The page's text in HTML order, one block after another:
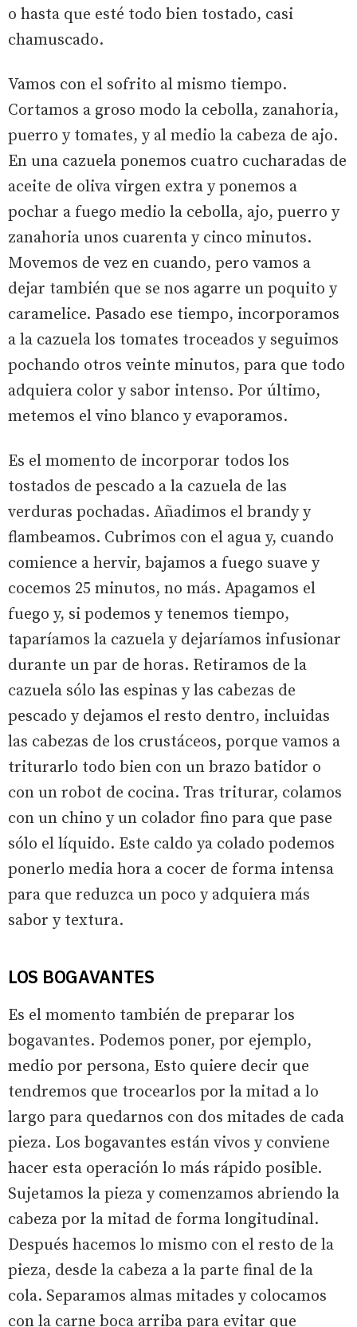
o hasta que esté todo bien tostado, casi
chamuscado.
Vamos con el sofrito al mismo tiempo.
Cortamos a groso modo la cebolla, zanahoria,
puerro y tomates, y al medio la cabeza de ajo.
En una cazuela ponemos cuatro cucharadas de
aceite de oliva virgen extra y ponemos a
pochar a fuego medio la cebolla, ajo, puerro y
zanahoria unos cuarenta y cinco minutos.
Movemos de vez en cuando, pero vamos a
dejar también que se nos agarre un poquito y
caramelice. Pasado ese tiempo, incorporamos
a la cazuela los tomates troceados y seguimos
pochando otros veinte minutos, para que todo
adquiera color y sabor intenso. Por último,
metemos el vino blanco y evaporamos.
Es el momento de incorporar todos los
tostados de pescado a la cazuela de las
verduras pochadas. Añadimos el brandy y
flambeamos. Cubrimos con el agua y, cuando
comience a hervir, bajamos a fuego suave y
cocemos 25 minutos, no más. Apagamos el
fuego y, si podemos y tenemos tiempo,
taparíamos la cazuela y dejaríamos infusionar
durante un par de horas. Retiramos de la
cazuela sólo las espinas y las cabezas de
pescado y dejamos el resto dentro, incluidas
las cabezas de los crustáceos, porque vamos a
triturarlo todo bien con un brazo batidor o
con un robot de cocina. Tras triturar, colamos
con un chino y un colador fino para que pase
sólo el líquido. Este caldo ya colado podemos
ponerlo media hora a cocer de forma intensa
para que reduzca un poco y adquiera más
sabor y textura.
LOS BOGAVANTES
Es el momento también de preparar los
bogavantes. Podemos poner, por ejemplo,
medio por persona, Esto quiere decir que
tendremos que trocearlos por la mitad a lo
largo para quedarnos con dos mitades de cada
pieza. Los bogavantes están vivos y conviene
hacer esta operación lo más rápido posible.
Sujetamos la pieza y comenzamos abriendo la
cabeza por la mitad de forma longitudinal.
Después hacemos lo mismo con el resto de la
pieza, desde la cabeza a la parte final de la
cola. Separamos almas mitades y colocamos
con la carne boca arriba para evitar que